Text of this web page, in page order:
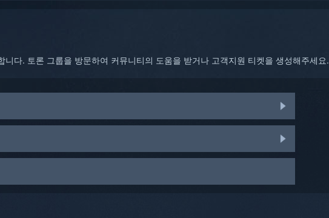
니다. 토론 그룹을 방문하여 커뮤니티의 도움을 받거나 고객지원 티켓을 생성해주세요.